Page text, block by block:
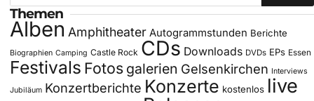
Themen
Alben Amphitheater Autogrammstunden Berichte
Biographien Camping Castle Rock CDs Downloads DVDs EPs Essen
Festivals Fotos galerien Gelsenkirchen Interviews
Jubiläum Konzertberichte Konzerte kostenlos live